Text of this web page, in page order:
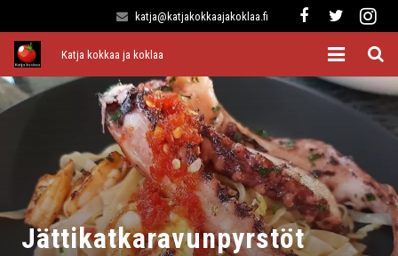
katja@katjakokkaajakoklaa.fi
Katja kokkaa ja koklaa
Etusivu
Pääruoat
Lisukkeet
Jättikatkaravunpyrstöt